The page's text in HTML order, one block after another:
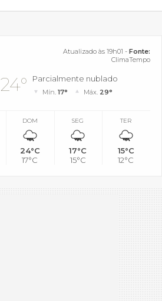
Atualizado às 19h01 - Fonte:
ClimaTempo
24° Parcialmente nublado
Mín.17° Máx. 29°
DOM
24°C
17°C
SEG
17°C
15°C
TER
15°C
12°C